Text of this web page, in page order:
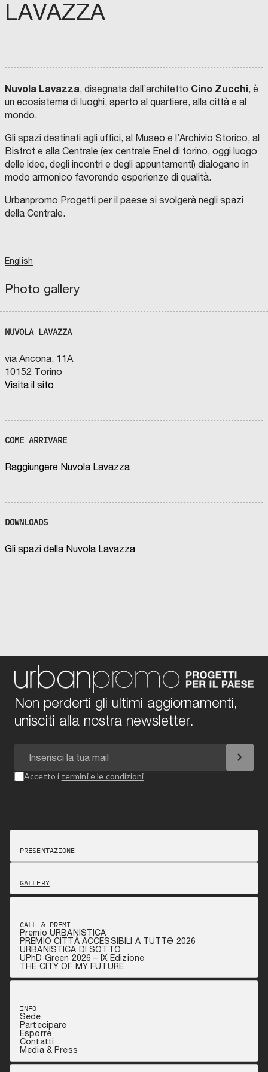
LAVAZZA
Nuvola Lavazza, disegnata dall’architetto Cino Zucchi, è
un ecosistema di luoghi, aperto al quartiere, alla città e al
mondo.
Gli spazi destinati agli uffici, al Museo e l’Archivio Storico, al
Bistrot e alla Centrale (ex centrale Enel di torino, oggi luogo
delle idee, degli incontri e degli appuntamenti) dialogano in
modo armonico favorendo esperienze di qualità.
Urbanpromo Progetti per il paese si svolgerà negli spazi
della Centrale.
English
Photo gallery
chevron_left
NUVOLA LAVAZZA
via Ancona, 11A
10152 Torino
Visita il sito
COME ARRIVARE
Raggiungere Nuvola Lavazza
DOWNLOADS
Gli spazi della Nuvola Lavazza
Non perderti gli ultimi aggiornamenti,
unisciti alla nostra newsletter.
chevron_right
Accetto i termini e le condizioni
PRESENTAZIONE
GALLERY
CALL & PREMI
Premio URBANISTICA
PREMIO CITTÀ ACCESSIBILI A TUTTƏ 2026
URBANISTICA DI SOTTO
UPhD Green 2026 – IX Edizione
THE CITY OF MY FUTURE
INFO
Sede
Partecipare
Esporre
Contatti
Media & Press